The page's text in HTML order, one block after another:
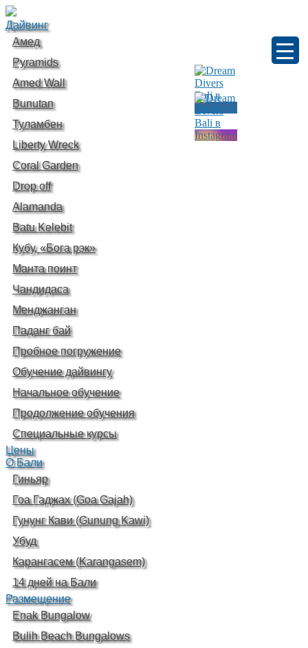
Дайвинг
Амед
Pyramids
Amed Wall
Bunutan
Туламбен
Liberty Wreck
Coral Garden
Drop off
Alamanda
Batu Kelebit
Кубу, «Бога рэк»
Манта поинт
Чандидаса
Менджанган
Паданг бай
Пробное погружение
Обучение дайвингу
Начальное обучение
Продолжение обучения
Специальные курсы
Цены
О Бали
Гиньяр
Гоа Гаджах (Goa Gajah)
Гунунг Кави (Gunung Kawi)
Убуд
Карангасем (Karangasem)
14 дней на Бали
Размещение
Enak Bungalow
Bulih Beach Bungalows